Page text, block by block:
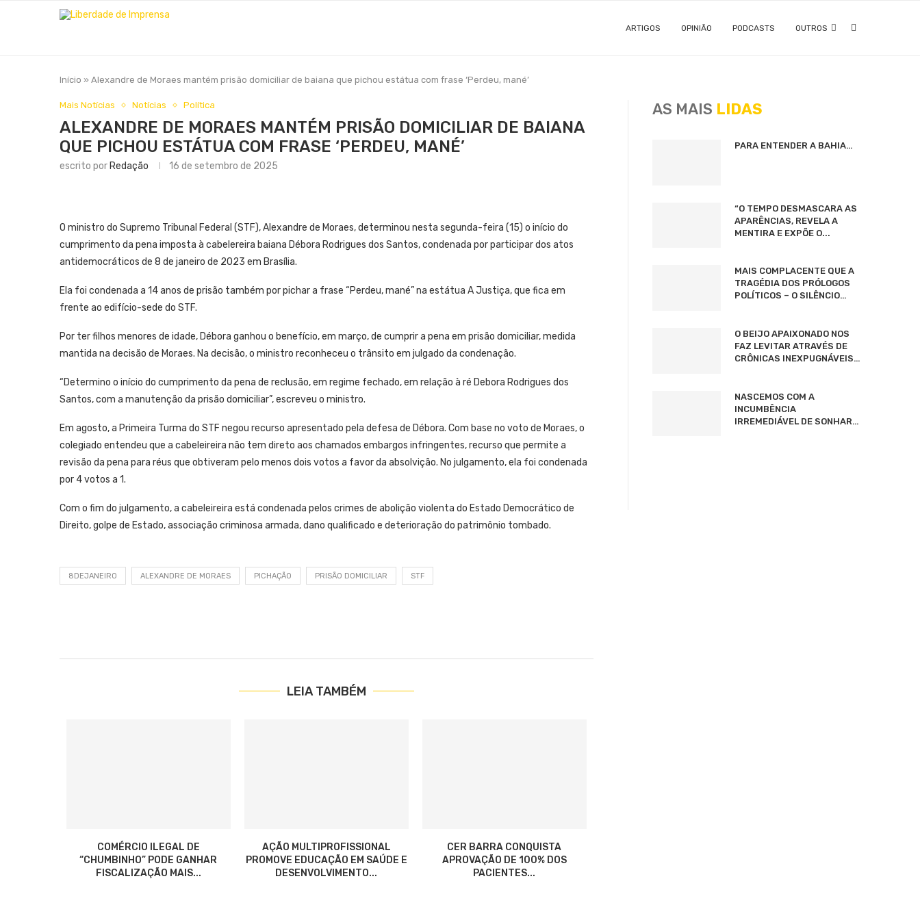
ARTIGOS OPINIÃO PODCASTS OUTROS
Início » Alexandre de Moraes mantém prisão domiciliar de baiana que pichou estátua com frase ‘Perdeu, mané’
Mais Notícias Notícias Política
ALEXANDRE DE MORAES MANTÉM PRISÃO DOMICILIAR DE BAIANA
QUE PICHOU ESTÁTUA COM FRASE ‘PERDEU, MANÉ’
escrito por Redação 16 de setembro de 2025
O ministro do Supremo Tribunal Federal (STF), Alexandre de Moraes, determinou nesta segunda-feira (15) o início do
cumprimento da pena imposta à cabelereira baiana Débora Rodrigues dos Santos, condenada por participar dos atos
antidemocráticos de 8 de janeiro de 2023 em Brasília.
Ela foi condenada a 14 anos de prisão também por pichar a frase “Perdeu, mané” na estátua A Justiça, que fica em
frente ao edifício-sede do STF.
Por ter filhos menores de idade, Débora ganhou o benefício, em março, de cumprir a pena em prisão domiciliar, medida
mantida na decisão de Moraes. Na decisão, o ministro reconheceu o trânsito em julgado da condenação.
“Determino o início do cumprimento da pena de reclusão, em regime fechado, em relação à ré Debora Rodrigues dos
Santos, com a manutenção da prisão domiciliar”, escreveu o ministro.
Em agosto, a Primeira Turma do STF negou recurso apresentado pela defesa de Débora. Com base no voto de Moraes, o
colegiado entendeu que a cabeleireira não tem direto aos chamados embargos infringentes, recurso que permite a
revisão da pena para réus que obtiveram pelo menos dois votos a favor da absolvição. No julgamento, ela foi condenada
por 4 votos a 1.
Com o fim do julgamento, a cabeleireira está condenada pelos crimes de abolição violenta do Estado Democrático de
Direito, golpe de Estado, associação criminosa armada, dano qualificado e deterioração do patrimônio tombado.
8DEJANEIRO ALEXANDRE DE MORAES PICHAÇÃO PRISÃO DOMICILIAR STF
LEIA TAMBÉM
COMÉRCIO ILEGAL DE
“CHUMBINHO” PODE GANHAR
FISCALIZAÇÃO MAIS...
AÇÃO MULTIPROFISSIONAL
PROMOVE EDUCAÇÃO EM SAÚDE E
DESENVOLVIMENTO...
CER BARRA CONQUISTA
APROVAÇÃO DE 100% DOS
PACIENTES...
AS MAIS LIDAS
PARA ENTENDER A BAHIA…
“O TEMPO DESMASCARA AS
APARÊNCIAS, REVELA A
MENTIRA E EXPÕE O...
MAIS COMPLACENTE QUE A
TRAGÉDIA DOS PRÓLOGOS
POLÍTICOS – O SILÊNCIO…
O BEIJO APAIXONADO NOS
FAZ LEVITAR ATRAVÉS DE
CRÔNICAS INEXPUGNÁVEIS…
NASCEMOS COM A
INCUMBÊNCIA
IRREMEDIÁVEL DE SONHAR…